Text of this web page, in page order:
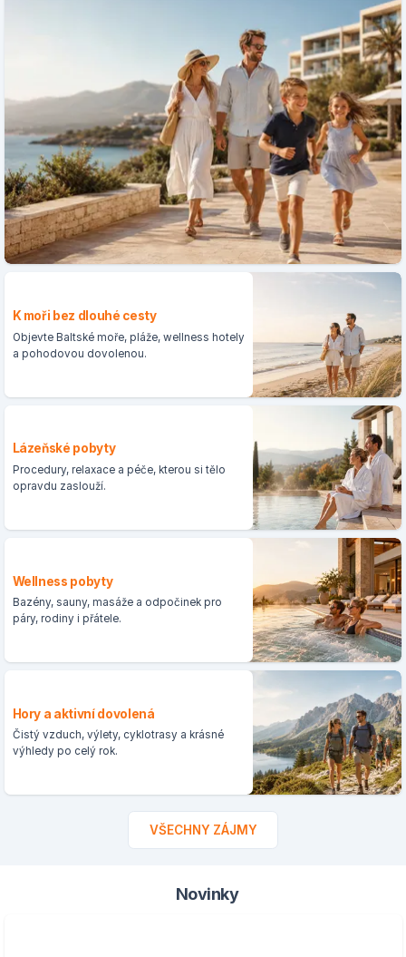
K moři bez dlouhé cesty
Objevte Baltské moře, pláže, wellness hotely
a pohodovou dovolenou.
Lázeňské pobyty
Procedury, relaxace a péče, kterou si tělo
opravdu zaslouží.
Wellness pobyty
Bazény, sauny, masáže a odpočinek pro
páry, rodiny i přátele.
Hory a aktivní dovolená
Čistý vzduch, výlety, cyklotrasy a krásné
výhledy po celý rok.
VŠECHNY ZÁJMY
Novinky